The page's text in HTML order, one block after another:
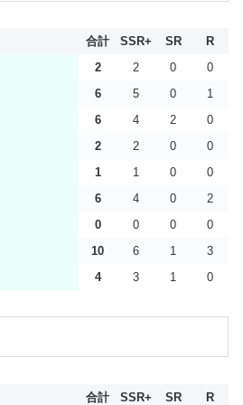
合計 SSR+ SR
R
2 2 0
0
6 5 0
1
6 4 2
0
2 2 0
0
1 1 0
0
6 4 0
2
0 0 0
0
10 6 1
3
4 3 1 0
合計 SSR+ SR
R